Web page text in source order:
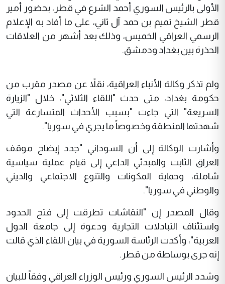
الأولى بالرئيس السوري أحمد الشرع في قطر، بحضور أمير
قطر الشيخ تميم بن حمد آل ثاني، على ما أفاد به الإعلام
الرسمي العراقي الخميس، وذلك بعد أشهر من العلاقات
الحذرة بين بغداد ودمشق.
ولم تذكر وكالة الأنباء العراقية، نقلاً عن مصدر مقرب من
حكومة بغداد، متى حدث "اللقاء الثلاثي"، خلال "الزيارة
السريعة" التي جاءت "بسبب الأحداث المتسارعة التي
شهدتها المنطقة وخصوصاً ما يجري في سوريا".
وأشارت الوكالة إلى أن السوداني "جدد إيضاح موقف
العراق الثابت والمبدئي الداعي إلى قيام عملية سياسية
شاملة، وحماية المكونات والتنوع الاجتماعي والديني
والوطني في سوريا".
وقال المصدر إن "النقاشات تطرقت إلى فتح الحدود
واستئناف التبادلات التجارية ودعوة إلى جامعة الدول
العربية"، وأكدت الرئاسة السورية في بيان اللقاء الذي قالت
إنه جرى بوساطة من قطر.
وشدد الرئيس السوري ورئيس الوزراء العراقي وفقاً للبيان